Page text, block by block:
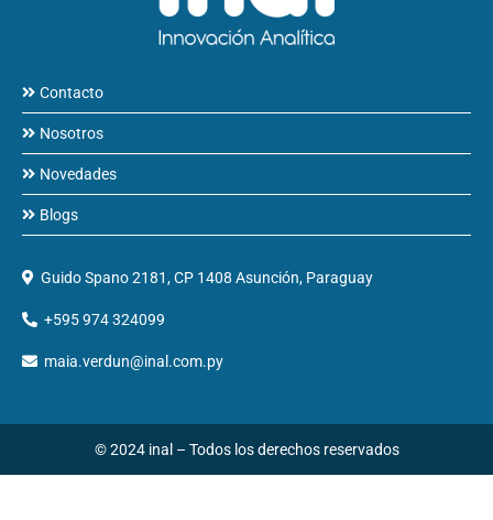
Contacto
Nosotros
Novedades
Blogs
Guido Spano 2181, CP 1408 Asunción, Paraguay
+595 974 324099
maia.verdun@inal.com.py
© 2024 inal – Todos los derechos reservados